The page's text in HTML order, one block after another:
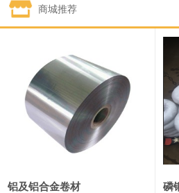
钯金
89,000—95,000
2#锑 85,000—91,000
1#镁 17,000—18,000
18,900—19,100
1#电解锰(99.7%袋装) 18,000—18,200
商城推荐
铝及铝合金卷材